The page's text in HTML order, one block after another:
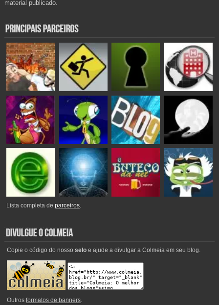
material publicado.
Lista completa deparceiros.
Copie o código do nosso seloe ajude a divulgar a Colmeia em seu blog.
Outros formatos de banners.